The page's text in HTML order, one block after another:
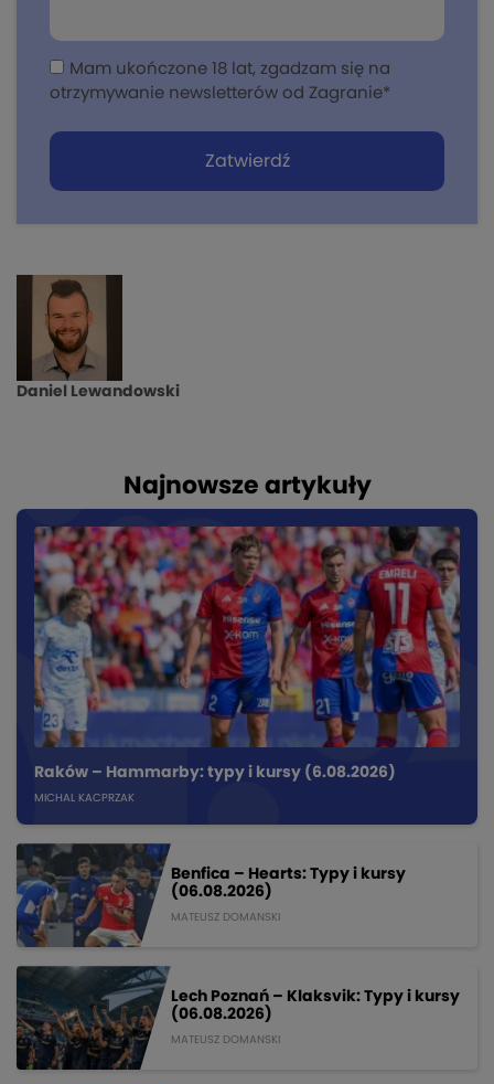
Mam ukończone 18 lat, zgadzam się na
otrzymywanie newsletterów od Zagranie*
Daniel Lewandowski
Najnowsze artykuły
Raków – Hammarby: typy i kursy (6.08.2026)
MICHAL KACPRZAK
Benfica – Hearts: Typy i kursy
(06.08.2026)
MATEUSZ DOMANSKI
Lech Poznań – Klaksvik: Typy i kursy
(06.08.2026)
MATEUSZ DOMANSKI